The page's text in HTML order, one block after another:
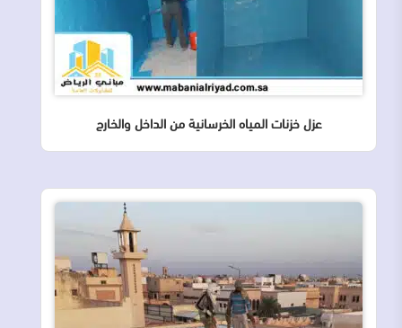
عزل خزنات المياه الخرسانية من الداخل والخارج